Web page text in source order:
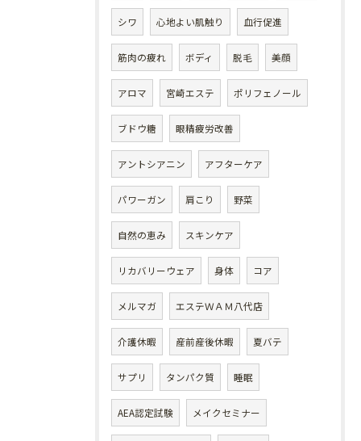
シワ 心地よい肌触り 血行促進
筋肉の疲れ ボディ 脱毛 美顔
アロマ 宮崎エステ ポリフェノール
ブドウ糖 眼精疲労改善
アントシアニン アフターケア
パワーガン 肩こり 野菜
自然の恵み スキンケア
リカバリーウェア 身体 コア
メルマガ エステＷＡＭ八代店
介護休暇 産前産後休暇 夏バテ
サプリ タンパク質 睡眠
AEA認定試験 メイクセミナー